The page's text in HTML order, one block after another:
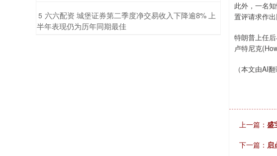
此外，一名
置评请求作出
特朗普上任
卢特尼克
（本文由AI
上一篇： 盛
下一篇： 启
5 ​六六配资 城堡证券第二季度净交易收入下降逾8% 上
半年表现仍为历年同期最佳